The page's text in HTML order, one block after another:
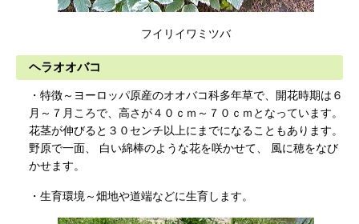
フイリイワミツバ
ヘラオオバコ
・特徴～ヨーロッパ原産のオオバコ科多年草で、開花時期は６
月～７月ころで、高さが４０ｃｍ～７０ｃｍとなっています。
花茎が伸びると３０センチ以上にまでになることもあります。
野原で一面、 白い綿棒のような花を咲かせて、 風に穂をなび
かせます。
・生育環境～畑地や道端などに生育します。